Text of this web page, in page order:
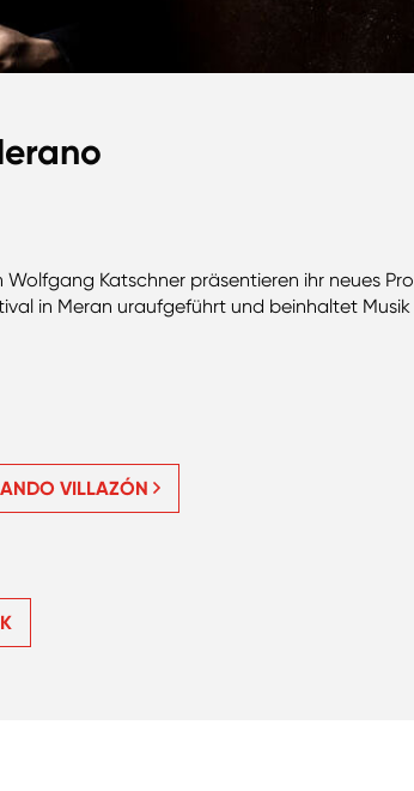
Katschner präsentieren ihr neues
in Meran uraufgeführt und beinhaltet
VILLAZÓN